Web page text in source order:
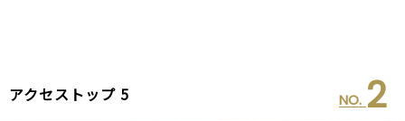
アクセストップ 5 NO. 2